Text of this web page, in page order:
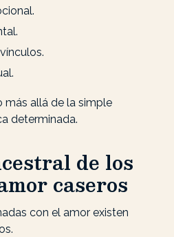
más allá de la simple
determinada.
de los
caseros
con el amor existen